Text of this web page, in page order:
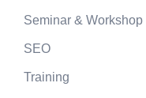
Seminar & Workshop
SEO
Training